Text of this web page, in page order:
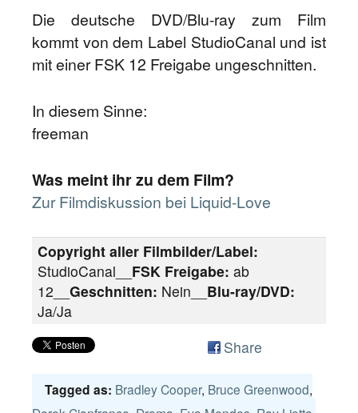
Die deutsche DVD/Blu-ray zum Film
kommt von dem Label StudioCanal und ist
mit einer FSK 12 Freigabe ungeschnitten.
In diesem Sinne:
freeman
Was meint ihr zu dem Film?
Zur Filmdiskussion bei Liquid-Love
Copyright aller Filmbilder/Label:
StudioCanal__ FSK Freigabe: ab
12__ Geschnitten: Nein__ Blu-ray/DVD:
Ja/Ja
Share
Tagged as: Bradley Cooper, Bruce Greenwood,